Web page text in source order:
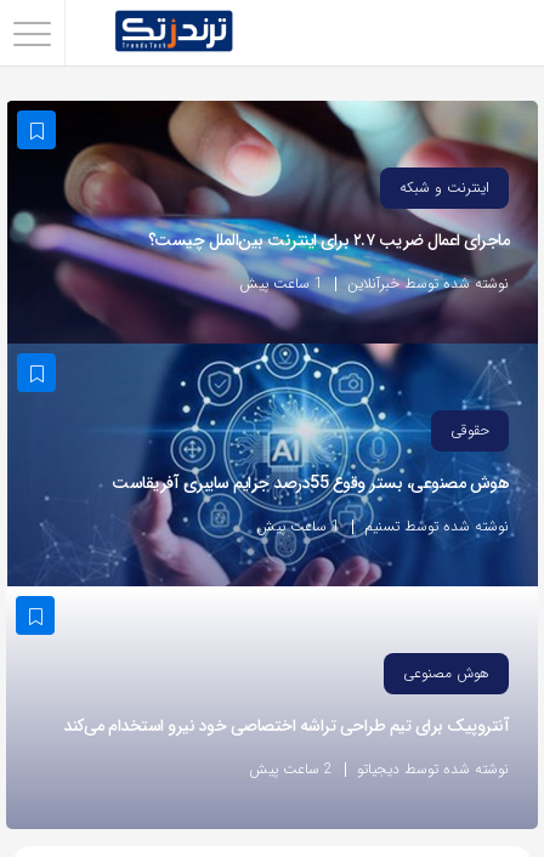
با
استفاده
روش‌های
زیر
می‌توانید
این
صفحه
دوستان
خود
اشتراک
لینک
اینترنت و شبکه
ماجرای اعمال ضریب ۲.۷ برای اینترنت بین‌الملل چیست؟
نوشته شده توسط خبرآنلاین 1 ساعت پیش
حقوقی
هوش مصنوعی، بستر وقوع 55درصد جرایم سایبری آفریقاست
نوشته شده توسط تسنیم 1 ساعت پیش
هوش مصنوعی
آنتروپیک برای تیم طراحی تراشه اختصاصی خود نیرو استخدام می‌کند
نوشته شده توسط دیجیاتو 2 ساعت پیش